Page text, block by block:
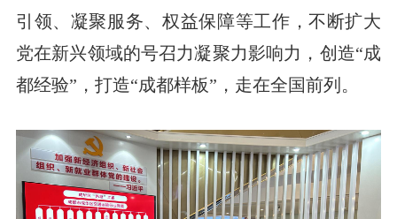
引领、凝聚服务、权益保障等工作，不断扩大
党在新兴领域的号召力凝聚力影响力，创造“成
都经验”，打造“成都样板”，走在全国前列。